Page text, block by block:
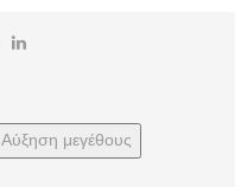
Αύξηση μεγέθους